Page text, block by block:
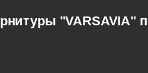
"VARSAVIA"